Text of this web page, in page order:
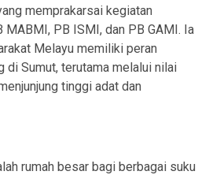
memprakarsai kegiatan
PB ISMI, dan PB GAMI. Ia
Melayu memiliki peran
di Sumut, terutama melalui nilai
tinggi adat dan
rumah besar bagi berbagai suku